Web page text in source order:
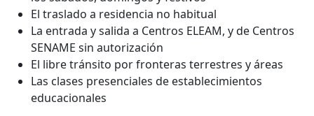
El traslado a residencia no habitual
La entrada y salida a Centros ELEAM, y de Centros
SENAME sin autorización
El libre tránsito por fronteras terrestres y áreas
Las clases presenciales de establecimientos
educacionales